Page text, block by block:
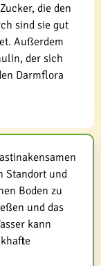
die den
sind sie gut
Außerdem
der sich
Darmflora
Standort und
Boden zu
und das
kann